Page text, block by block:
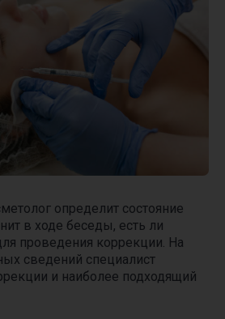
определит состояние
в ходе беседы, есть ли
проведения коррекции. На
сведений специалист
и наиболее подходящий